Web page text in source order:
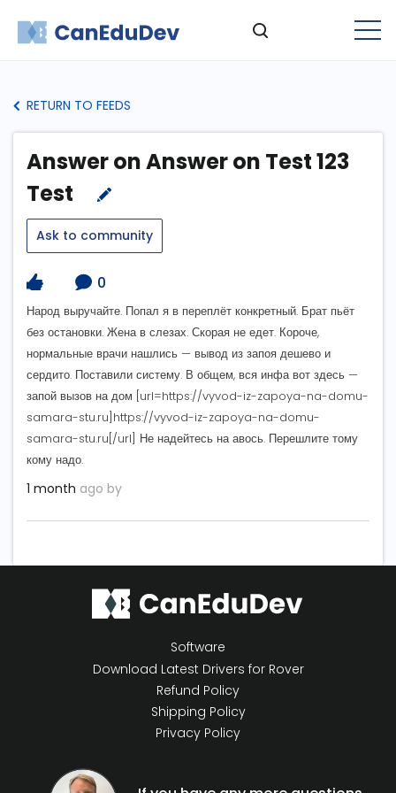
RETURN TO FEEDS
Answer on Answer on Test 123
Test
Ask to community
0
Народ выручайте. Попал я в переплёт конкретный. Брат пьёт
без остановки. Жена в слезах. Скорая не едет. Короче,
нормальные врачи нашлись — вывод из запоя дешево и
сердито. Поставили систему. В общем, вся инфа вот здесь —
запой вызов на дом [url=https://vyvod-iz-zapoya-na-domu-
samara-stu.ru]https://vyvod-iz-zapoya-na-domu-
samara-stu.ru[/url] Не надейтесь на авось. Перешлите тому
кому надо.
1 month ago by
Software
Download Latest Drivers for Rover
Refund Policy
Shipping Policy
Privacy Policy